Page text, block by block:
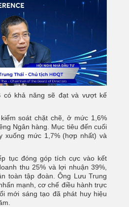
có khả năng sẽ đạt và vượt kế
soát chặt chẽ, ở mức 1,6%
Ngân hàng. Mục tiêu đến cuối
xuống mức 1,7% (hợp nhất) và
tục đóng góp tích cực vào kết
thu 25% và lợi nhuận 39%,
toàn tập đoàn. Ông Lưu Trung
mạnh, cơ chế điều hành trực
mới sáng tạo đã phát huy hiệu